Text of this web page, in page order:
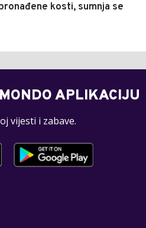
kosti, sumnja se
APLIKACIJU
vijesti i zabave.